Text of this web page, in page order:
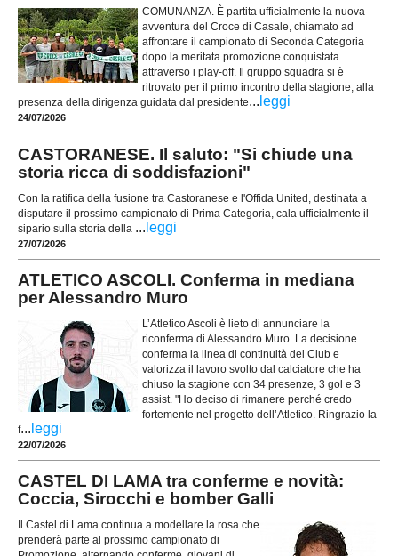
COMUNANZA. È partita ufficialmente la nuova
avventura del Croce di Casale, chiamato ad
affrontare il campionato di Seconda Categoria
dopo la meritata promozione conquistata
attraverso i play-off. Il gruppo squadra si è
ritrovato per il primo incontro della stagione, alla
presenza della dirigenza guidata dal presidente... leggi
24/07/2026
CASTORANESE. Il saluto: "Si chiude una
storia ricca di soddisfazioni"
Con la ratifica della fusione tra Castoranese e l'Offida United, destinata a
disputare il prossimo campionato di Prima Categoria, cala ufficialmente il
sipario sulla storia della ... leggi
27/07/2026
ATLETICO ASCOLI. Conferma in mediana
per Alessandro Muro
L’Atletico Ascoli è lieto di annunciare la
riconferma di Alessandro Muro. La decisione
conferma la linea di continuità del Club e
valorizza il lavoro svolto dal calciatore che ha
chiuso la stagione con 34 presenze, 3 gol e 3
assist. "Ho deciso di rimanere perché credo
fortemente nel progetto dell’Atletico. Ringrazio la
f... leggi
22/07/2026
CASTEL DI LAMA tra conferme e novità:
Coccia, Sirocchi e bomber Galli
Il Castel di Lama continua a modellare la rosa che
prenderà parte al prossimo campionato di